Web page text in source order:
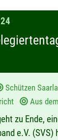
Schützen
Aus
zu Ende,
e.V.